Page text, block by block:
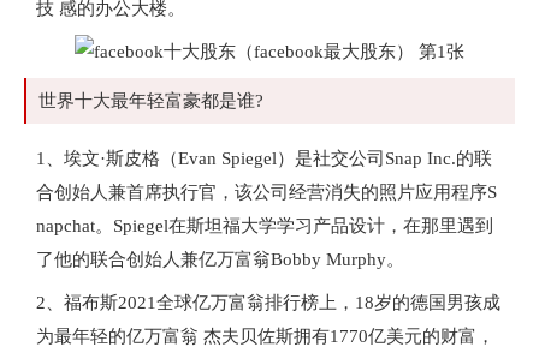
技 感的办公大楼。
世界十大最年轻富豪都是谁?
1、埃文·斯皮格（Evan Spiegel）是社交公司Snap Inc.的联
合创始人兼首席执行官，该公司经营消失的照片应用程序S
napchat。Spiegel在斯坦福大学学习产品设计，在那里遇到
了他的联合创始人兼亿万富翁Bobby Murphy。
2、福布斯2021全球亿万富翁排行榜上，18岁的德国男孩成
为最年轻的亿万富翁 杰夫贝佐斯拥有1770亿美元的财富，